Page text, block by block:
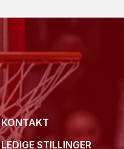
KONTAKT
LEDIGE STILLINGER